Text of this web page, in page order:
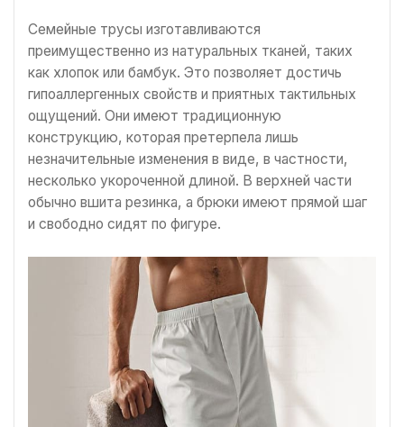
Семейные трусы изготавливаются
преимущественно из натуральных тканей, таких
как хлопок или бамбук. Это позволяет достичь
гипоаллергенных свойств и приятных тактильных
ощущений. Они имеют традиционную
конструкцию, которая претерпела лишь
незначительные изменения в виде, в частности,
несколько укороченной длиной. В верхней части
обычно вшита резинка, а брюки имеют прямой шаг
и свободно сидят по фигуре.